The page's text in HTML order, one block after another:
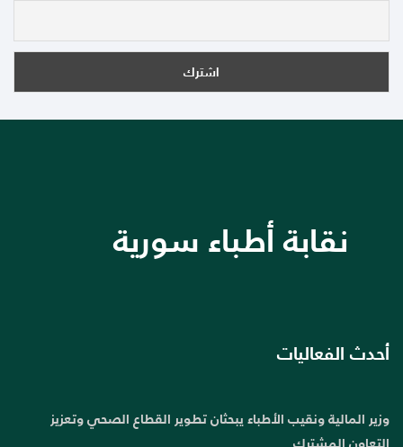
نقابة أطباء سورية
أحدث الفعاليات
وزير المالية ونقيب الأطباء يبحثان تطوير القطاع الصحي وتعزيز